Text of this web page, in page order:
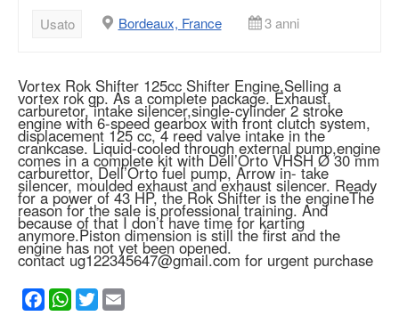
Usato Bordeaux, France 3 anni
Vortex Rok Shifter 125cc Shifter Engine,Selling a
vortex rok gp. As a complete package. Exhaust,
carburetor, intake silencer,single-cylinder 2 stroke
engine with 6-speed gearbox with front clutch system,
displacement 125 cc, 4 reed valve intake in the
crankcase. Liquid-cooled through external pump,engine
comes in a complete kit with Dell’Orto VHSH Ø 30 mm
carburettor, Dell’Orto fuel pump, Arrow in- take
silencer, moulded exhaust and exhaust silencer. Ready
for a power of 43 HP, the Rok Shifter is the engineThe
reason for the sale is professional training. And
because of that I don’t have time for karting
anymore.Piston dimension is still the first and the
engine has not yet been opened.
contact ug122345647@gmail.com for urgent purchase
Facebook
WhatsApp
Twitter